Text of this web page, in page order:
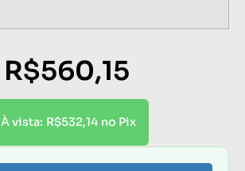
R$560,15
À vista: R$532,14 no Pix